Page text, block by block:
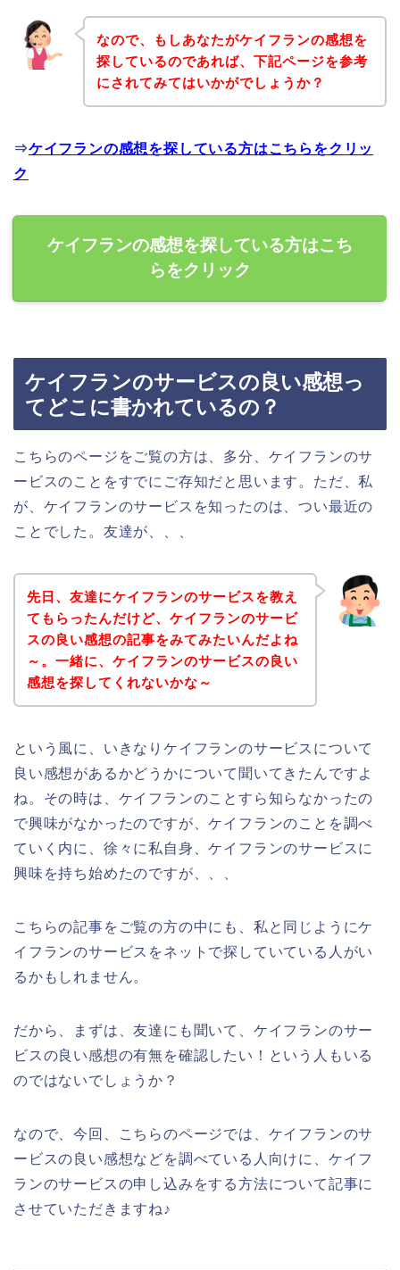
なので、もしあなたがケイフランの感想を
探しているのであれば、下記ページを参考
にされてみてはいかがでしょうか？
⇒ケイフランの感想を探している方はこちらをクリッ
ク
ケイフランの感想を探している方はこち
らをクリック
ケイフランのサービスの良い感想っ
てどこに書かれているの？
こちらのページをご覧の方は、多分、ケイフランのサ
ービスのことをすでにご存知だと思います。ただ、私
が、ケイフランのサービスを知ったのは、つい最近の
ことでした。友達が、、、
先日、友達にケイフランのサービスを教え
てもらったんだけど、ケイフランのサービ
スの良い感想の記事をみてみたいんだよね
～。一緒に、ケイフランのサービスの良い
感想を探してくれないかな～
という風に、いきなりケイフランのサービスについて
良い感想があるかどうかについて聞いてきたんですよ
ね。その時は、ケイフランのことすら知らなかったの
で興味がなかったのですが、ケイフランのことを調べ
ていく内に、徐々に私自身、ケイフランのサービスに
興味を持ち始めたのですが、、、
こちらの記事をご覧の方の中にも、私と同じようにケ
イフランのサービスをネットで探していている人がい
るかもしれません。
だから、まずは、友達にも聞いて、ケイフランのサー
ビスの良い感想の有無を確認したい！という人もいる
のではないでしょうか？
なので、今回、こちらのページでは、ケイフランのサ
ービスの良い感想などを調べている人向けに、ケイフ
ランのサービスの申し込みをする方法について記事に
させていただきますね♪